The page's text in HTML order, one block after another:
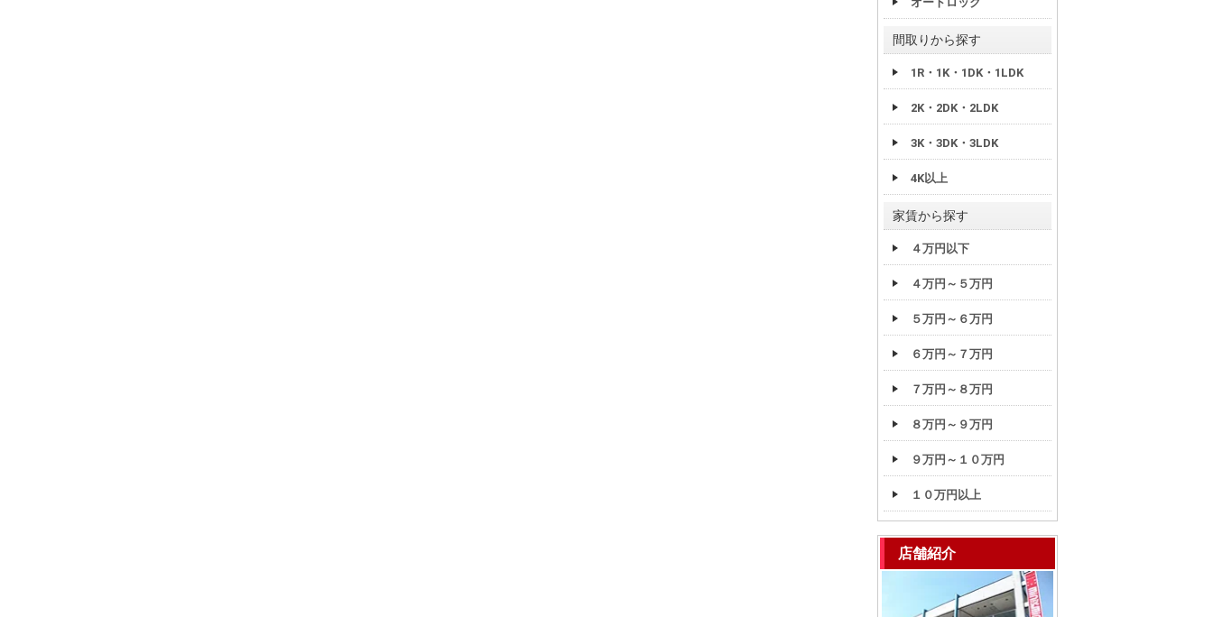
間取りから探す
1R・1K・1DK・1LDK
2K・2DK・2LDK
3K・3DK・3LDK
4K以上
家賃から探す
４万円以下
４万円～５万円
５万円～６万円
６万円～７万円
７万円～８万円
８万円～９万円
９万円～１０万円
１０万円以上
店舗紹介